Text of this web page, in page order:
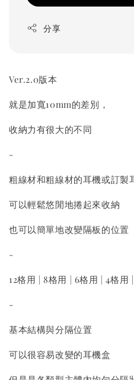
分享
Ver.2.0版本
就是加寬10mm的差別，
收納力有很大的不同
-
粗線材和粗線材的耳機或訂製
可以輕鬆悠閒地捲起來收納
也可以簡單地改變隔板的位置
-
12格用 | 8格用 | 6格用 | 4格用
-
基本結構與分隔位置
可以很容易改變的耳機盒